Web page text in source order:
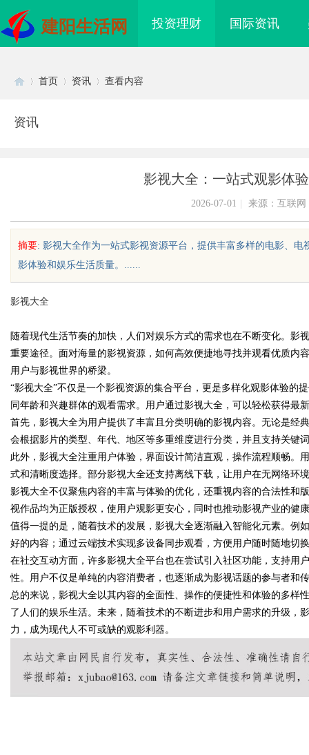
建阳生活网 投资理财 国际资讯
uz
!
首页 资讯 查看内容
资讯
影视大全：一站式观影体
2026-07-01 来源：互联网
摘要: 影视大全作为一站式影视资源平台，提供丰富多样的电影、
影体验和娱乐生活质量。......
影视大全
随着现代生活节奏的加快，人们对娱乐方式的需求也在不断变化。影
重要途径。面对海量的影视资源，如何高效便捷地寻找并观看优质内
用户与影视世界的桥梁。
“影视大全”不仅是一个影视资源的集合平台，更是多样化观影体验的
同年龄和兴趣群体的观看需求。用户通过影视大全，可以轻松获得最
首先，影视大全为用户提供了丰富且分类明确的影视内容。无论是经
会根据影片的类型、年代、地区等多重维度进行分类，并且支持关键
此外，影视大全注重用户体验，界面设计简洁直观，操作流程顺畅。
式和清晰度选择。部分影视大全还支持离线下载，让用户在无网络环
影视大全不仅聚焦内容的丰富与体验的优化，还重视内容的合法性和
视作品均为正版授权，使用户观影更安心，同时也推动影视产业的健
值得一提的是，随着技术的发展，影视大全逐渐融入智能化元素。例
好的内容；通过云端技术实现多设备同步观看，方便用户随时随地切
在社交互动方面，许多影视大全平台也在尝试引入社区功能，支持用
性。用户不仅是单纯的内容消费者，也逐渐成为影视话题的参与者和
总的来说，影视大全以其内容的全面性、操作的便捷性和体验的多样
了人们的娱乐生活。未来，随着技术的不断进步和用户需求的升级，
力，成为现代人不可或缺的观影利器。
配眼镜
花钱，ai却天天给他免费派单？